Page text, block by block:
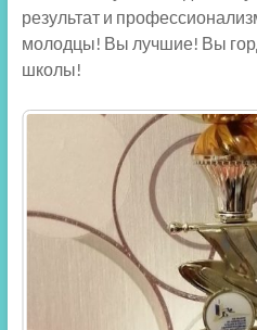
результат и
молодцы! Вы лучшие! Вы
школы!